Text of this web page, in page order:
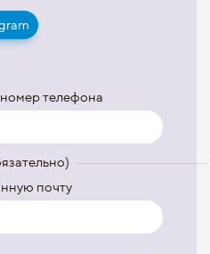
телефона
почту